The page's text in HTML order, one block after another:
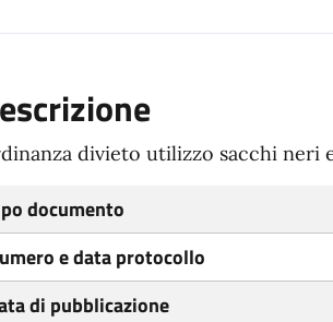
divieto utilizzo sacchi
documento
e data protocollo
di pubblicazione